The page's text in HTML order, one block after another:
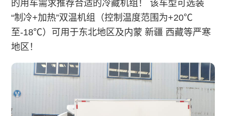
的用车需求推荐合适的冷藏机组！ 该车型可选装
“制冷+加热”双温机组（控制温度范围为+20℃
至-18℃）可用于东北地区及内蒙 新疆 西藏等严寒
地区！